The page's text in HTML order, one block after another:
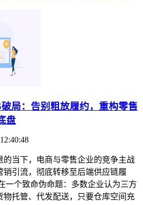
局：告别粗放履约，重构零售
盘
的当下，电商与零售企业的竞争主战
销引流，彻底转移至后端供应链履
一个致命伪命题：多数企业认为三方
物托管、代发配送，只要仓库空间充